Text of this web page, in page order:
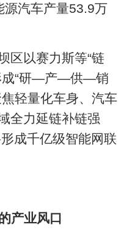
源汽车产量53.9万
区以赛力斯等“链
成“研—产—供—销
轻量化车身、汽车
全力延链补链强
成千亿级智能网联
产业风口